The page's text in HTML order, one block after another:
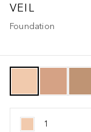
VEIL
Foundation
1